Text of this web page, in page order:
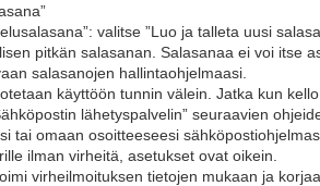
valitse ”Luo ja talleta uusi
pitkän salasanan. Salasanaa ei voi itse
salasanojen hallintaohjelmaasi.
käyttöön tunnin välein. Jatka kun
lähetyspalvelin” seuraavien
tai omaan osoitteeseesi
ilman virheitä, asetukset ovat oikein.
virheilmoituksen tietojen mukaan ja